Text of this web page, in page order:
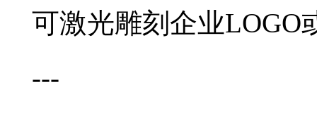
可激光雕刻企业LOGO
---